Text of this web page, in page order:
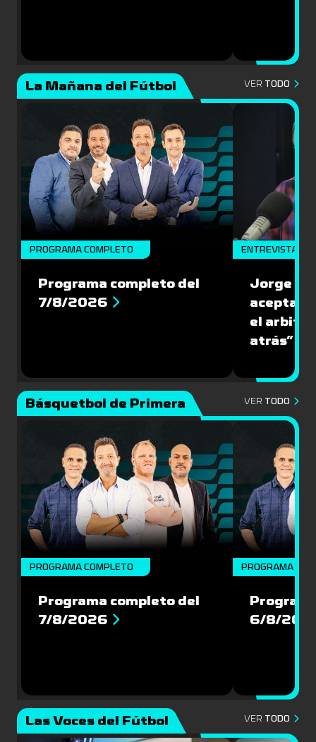
La Mañana del Fútbol VER TODO
PROGRAMA COMPLETO
Programa completo del
7/8/2026
ENTREVISTA
Jorge
aceptar
el
atrás”
Básquetbol de Primera VER TODO
PROGRAMA COMPLETO
Programa completo del
7/8/2026
PROGRAMA
6/8/
Las Voces del Fútbol VER TODO